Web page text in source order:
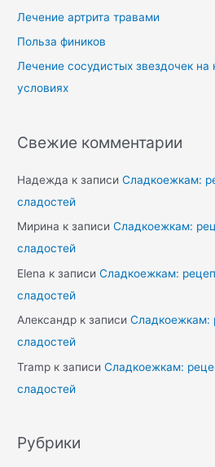
Лечение артрита травами
Польза фиников
Лечение сосудистых звездочек на
условиях
Свежие комментарии
Надежда к записиСладкоежкам:
сладостей
Мирина к записиСладкоежкам:
сладостей
Elena к записиСладкоежкам:
сладостей
Александр к записиСладкоежкам:
сладостей
Tramp к записиСладкоежкам:
сладостей
Рубрики